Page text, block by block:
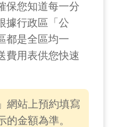
保您知道每一分
據行政區「公
都是全區均一
費用表供您快速
」網站上預約填寫
的金額為準。